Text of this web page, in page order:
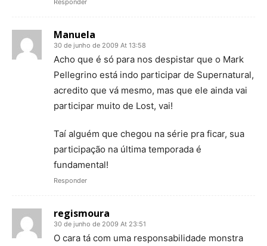
Responder
Manuela
30 de junho de 2009 At 13:58
Acho que é só para nos despistar que o Mark
Pellegrino está indo participar de Supernatural,
acredito que vá mesmo, mas que ele ainda vai
participar muito de Lost, vai!
Taí alguém que chegou na série pra ficar, sua
participação na última temporada é
fundamental!
Responder
regismoura
30 de junho de 2009 At 23:51
O cara tá com uma responsabilidade monstra